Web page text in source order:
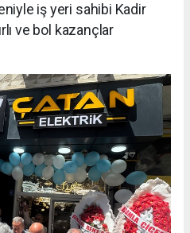
iş yeri sahibi Kadir
ve bol kazançlar